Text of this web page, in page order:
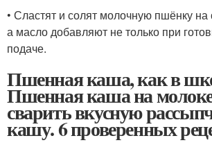
• Сластят и солят молочную пшёнку на
а масло добавляют не только при
подаче.
Пшенная каша, как в
Пшенная каша на
сварить вкусную
кашу. 6 проверенных